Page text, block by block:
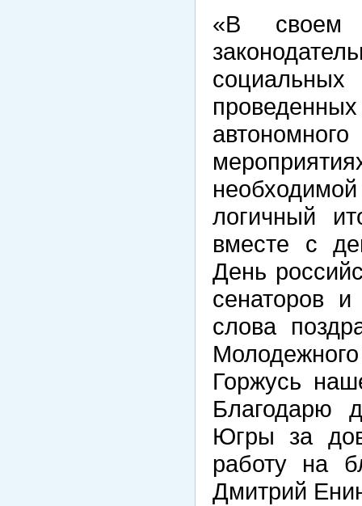
«В своем
логичный
вместе с
День
сенаторов
слова
Горжусь
Благодарю
Югры за
работу на
Дмитрий